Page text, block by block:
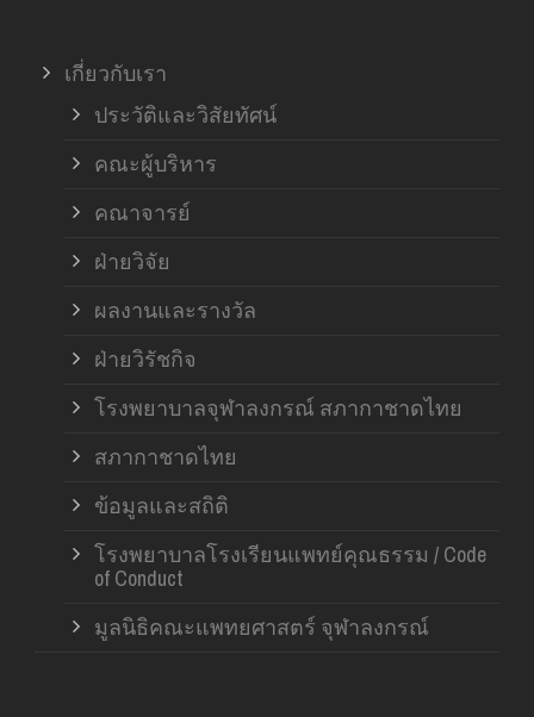
เกี่ยวกับเรา
ประวัติและวิสัยทัศน์
คณะผู้บริหาร
คณาจารย์
ฝ่ายวิจัย
ผลงานและรางวัล
ฝ่ายวิรัชกิจ
โรงพยาบาลจุฬาลงกรณ์ สภากาชาดไทย
สภากาชาดไทย
ข้อมูลและสถิติ
โรงพยาบาลโรงเรียนแพทย์คุณธรรม / Code
of Conduct
มูลนิธิคณะแพทยศาสตร์ จุฬาลงกรณ์